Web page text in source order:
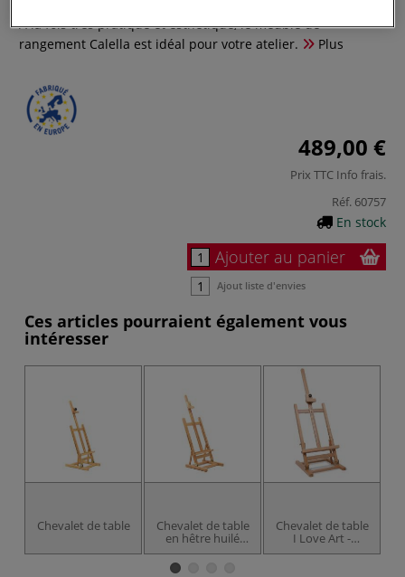
À la fois très pratique et esthétique, le meuble de
rangement Calella est idéal pour votre atelier.
Plus
489,00 €
Prix TTC Info frais.
Réf. 60757
En stock
Ajouter au panier
Ajout liste d'envies
Ces articles pourraient également vous
intéresser
Chevalet de table Chevalet de table
en hêtre huilé
Honsell
Chevalet de table
I Love Art -
Largeur 27,5 cm